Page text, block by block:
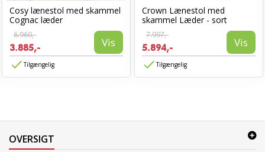
Cosy lænestol med skammel
Cognac læder
6.960,-
3.885,- Vis
Tilgængelig
Crown Lænestol med
skammel Læder - sort
7.997,-
5.894,- Vis
Tilgængelig
OVERSIGT